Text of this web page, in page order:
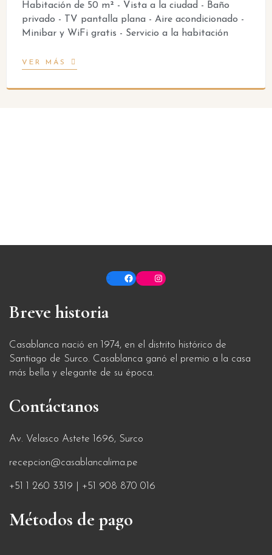
Habitación de 50 m² - Vista a la ciudad - Baño
privado - TV pantalla plana - Aire acondicionado -
Minibar y WiFi gratis - Servicio a la habitación
VER MÁS
Breve historia
Casablanca nació en 1974, en el distrito histórico de
Santiago de Surco. Casablanca ganó el premio a la casa
más bella y elegante de su época.
Contáctanos
Av. Velasco Astete 1696, Surco
recepcion@casablancalima.pe
+51 1 260 3319 | +51 908 870 016
Métodos de pago